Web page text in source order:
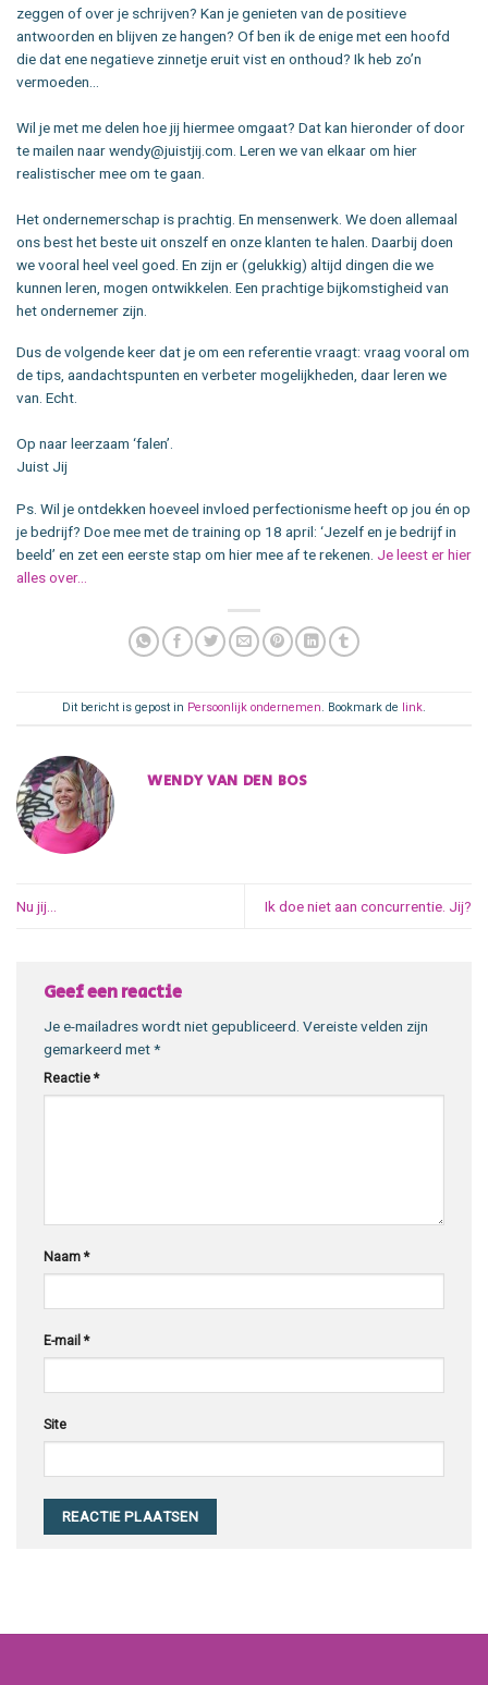
zeggen of over je schrijven? Kan je genieten van de positieve
antwoorden en blijven ze hangen? Of ben ik de enige met een hoofd
die dat ene negatieve zinnetje eruit vist en onthoud? Ik heb zo’n
vermoeden…
Wil je met me delen hoe jij hiermee omgaat? Dat kan hieronder of door
te mailen naar wendy@juistjij.com. Leren we van elkaar om hier
realistischer mee om te gaan.
Het ondernemerschap is prachtig. En mensenwerk. We doen allemaal
ons best het beste uit onszelf en onze klanten te halen. Daarbij doen
we vooral heel veel goed. En zijn er (gelukkig) altijd dingen die we
kunnen leren, mogen ontwikkelen. Een prachtige bijkomstigheid van
het ondernemer zijn.
Dus de volgende keer dat je om een referentie vraagt: vraag vooral om
de tips, aandachtspunten en verbeter mogelijkheden, daar leren we
van. Echt.
Op naar leerzaam ‘falen’.
Juist Jij
Ps. Wil je ontdekken hoeveel invloed perfectionisme heeft op jou én op
je bedrijf? Doe mee met de training op 18 april: ‘Jezelf en je bedrijf in
beeld’ en zet een eerste stap om hier mee af te rekenen. Je leest er hier
alles over…
Dit bericht is gepost in Persoonlijk ondernemen. Bookmark de link.
WENDY VAN DEN BOS
Nu jij… Ik doe niet aan concurrentie. Jij?
Geef een reactie
Je e-mailadres wordt niet gepubliceerd. Vereiste velden zijn
gemarkeerd met*
Reactie *
Naam *
E-mail *
Site